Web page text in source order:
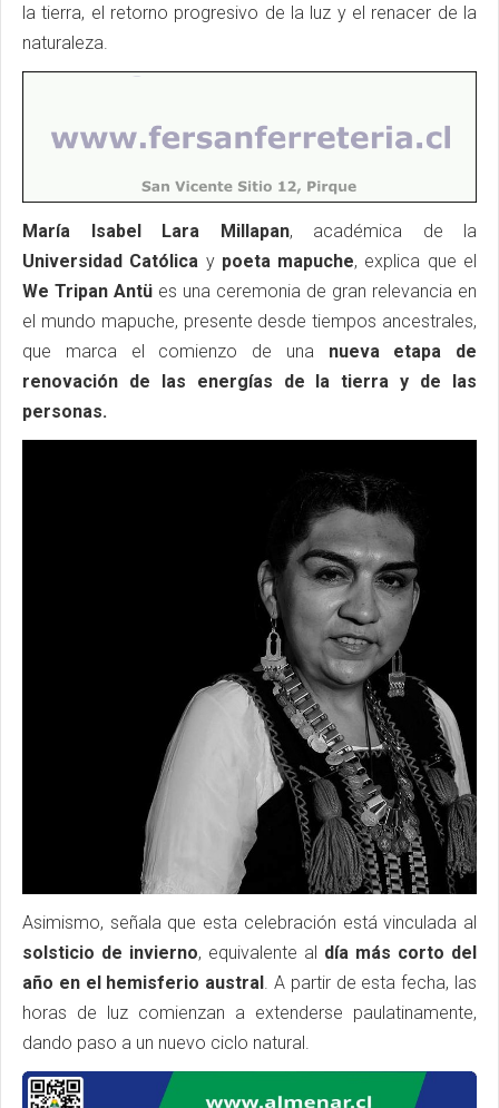
la tierra, el retorno progresivo de la luz y el renacer de la
naturaleza.
María Isabel Lara Millapan, académica de la
Universidad Católica y poeta mapuche, explica que el
We Tripan Antü es una ceremonia de gran relevancia en
el mundo mapuche, presente desde tiempos ancestrales,
que marca el comienzo de una nueva etapa de
renovación de las energías de la tierra y de las
personas.
Asimismo, señala que esta celebración está vinculada al
solsticio de invierno, equivalente al día más corto del
año en el hemisferio austral . A partir de esta fecha, las
horas de luz comienzan a extenderse paulatinamente,
dando paso a un nuevo ciclo natural.